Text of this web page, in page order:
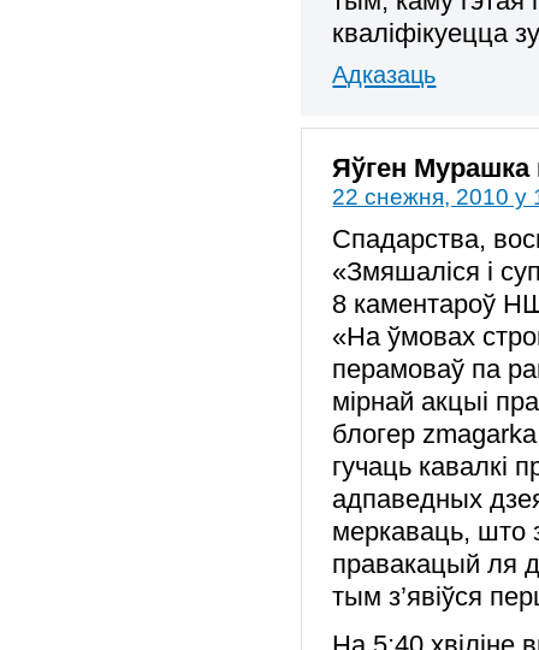
кваліфікуецца
Адказаць
Яўген Мурашка
22 снежня, 2010 у
Спадарства,
«Змяшаліся і
8 каментароў
«На ўмовах
перамоваў па
мірнай акцыі
блогер
гучаць кавалкі
адпаведных
меркаваць, што
правакацый ля
тым з’явіўся